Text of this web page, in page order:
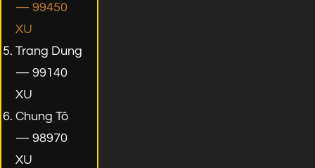
— 99450
XU
Trang Dung
— 99140
XU
Chung Tô
— 98970
XU